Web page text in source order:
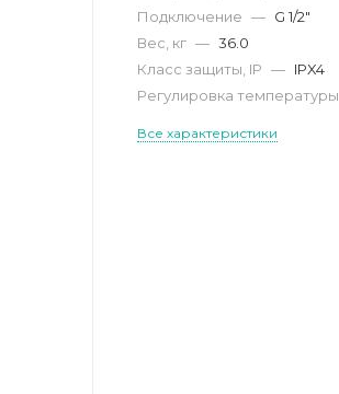
Подключение — G 1/2"
Вес, кг — 36.0
Класс защиты, IP — IPX4
Регулировка температуры
Все характеристики